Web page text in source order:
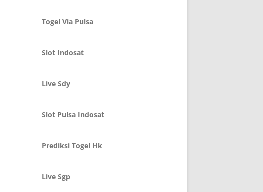
Togel Via Pulsa
Slot Indosat
Live Sdy
Slot Pulsa Indosat
Prediksi Togel Hk
Live Sgp